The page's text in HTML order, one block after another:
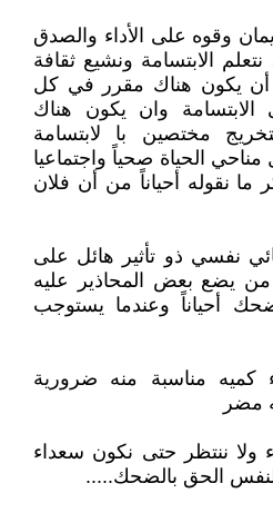
وقوه على الأداء والصدق
الابتسامة ونشيع ثقافة
أن يكون هناك مقرر في كل
الابتسامة وان يكون هناك
مختصين با لابتسامة
مناحي الحياة صحياً واجتماعيا
ما نقوله أحياناً من أن فلان
نفسي ذو تأثير هائل على
من يضع بعض المحاذير عليه
أحياناً وعندما يستوجب
كميه مناسبة منه ضرورية
مضر
ننتظر حتى نكون سعداء
الحق بالضحك.....